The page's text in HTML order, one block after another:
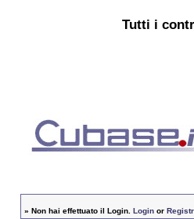
Tutti i
» Non hai effettuato il Login. Loginor